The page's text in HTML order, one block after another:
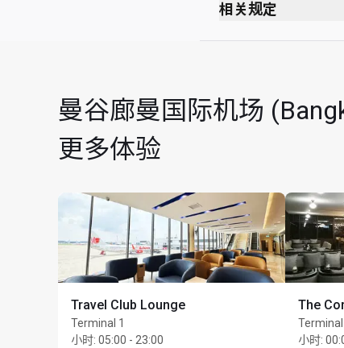
相关规定
每位持卡人最多
曼谷廊曼国际机场
更多体验
Travel Club Lounge
Terminal 1
小时: 05:00 - 23:00
The
Terminal
小时: